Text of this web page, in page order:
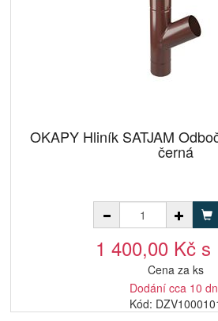
OKAPY Hliník SATJAM
černá
1 400,00 Kč s
Cena za ks
Dodání cca 10
Kód: